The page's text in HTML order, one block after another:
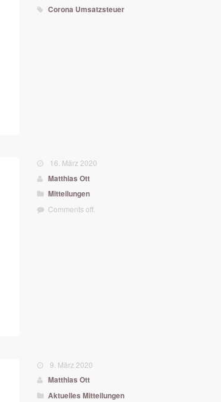
Corona Umsatzsteuer
16. März 2020
Matthias Ott
Mitteilungen
Comments off.
9. März 2020
Matthias Ott
Aktuelles Mitteilungen